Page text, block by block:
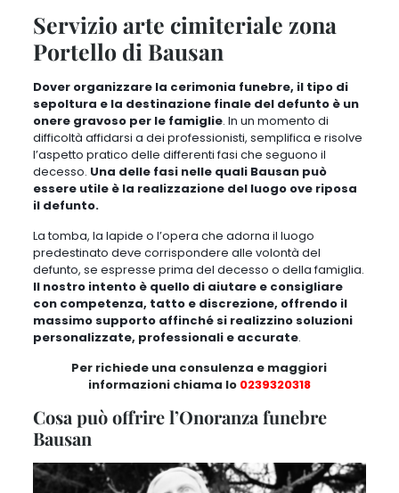
Servizio arte cimiteriale zona
Portello di Bausan
Dover organizzare la cerimonia funebre, il tipo di
sepoltura e la destinazione finale del defunto è un
onere gravoso per le famiglie. In un momento di
difficoltà affidarsi a dei professionisti, semplifica e risolve
l’aspetto pratico delle differenti fasi che seguono il
decesso. Una delle fasi nelle quali Bausan può
essere utile è la realizzazione del luogo ove riposa
il defunto.
La tomba, la lapide o l’opera che adorna il luogo
predestinato deve corrispondere alle volontà del
defunto, se espresse prima del decesso o della famiglia.
Il nostro intento è quello di aiutare e consigliare
con competenza, tatto e discrezione, offrendo il
massimo supporto affinché si realizzino soluzioni
personalizzate, professionali e accurate.
Per richiede una consulenza e maggiori
informazioni chiama lo 0239320318
Cosa può offrire l’Onoranza funebre
Bausan